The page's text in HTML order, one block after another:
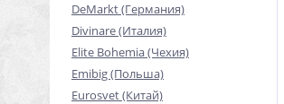
DeMarkt (Германия)
Divinare (Италия)
Elite Bohemia (Чехия)
Emibig (Польша)
Eurosvet (Китай)